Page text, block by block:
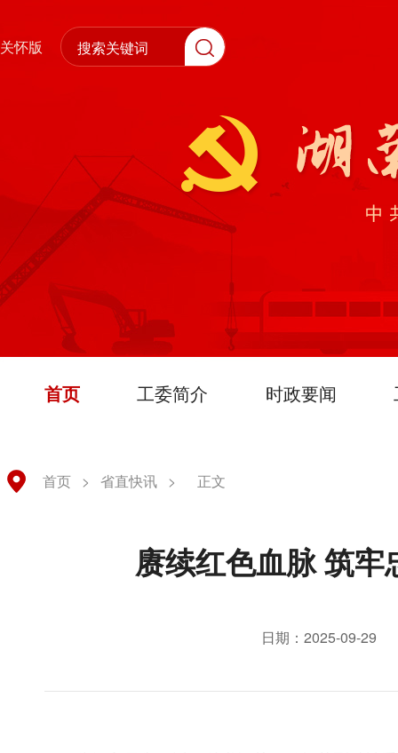
关怀版
首页 工委简介 时政要闻
首页 > 省直快讯 > 正文
赓续红色血脉 筑
日期：2025-09-29